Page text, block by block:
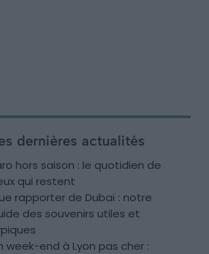
dernières actualités
hors saison : le quotidien de
qui restent
rapporter de Dubaï : notre
des souvenirs utiles et
week-end à Lyon pas cher :